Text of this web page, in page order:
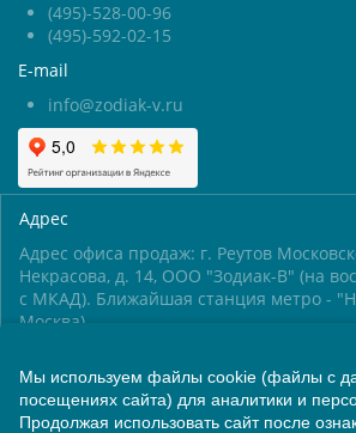
(495)-528-00-96
(495)-592-02-15
E-mail
info@zodiak-v.ru
Адрес
Адрес офиса продаж: г. Реутов
Некрасова, д. 14, ООО "Зодиак-В" (на
с МКАД). Ближайшая станция метро -
Москва)
Время работы
Понедельник-пятница: с 9.00 до 17.00
Мы используем файлы cookie (файлы с
посещениях сайта) для аналитики и
Продолжая использовать сайт после